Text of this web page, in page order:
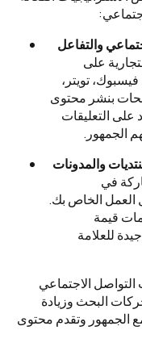
والتفاعل
على
تويتر،
بنشر محتوى
التعليقات
الجمهور.
والمدونات
في
العمل الخاص بك.
قيمة
للعلامة
الاجتماعي
البحث وزيادة
الجمهور وتقدم محتوى